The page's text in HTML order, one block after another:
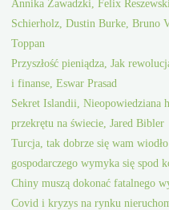
Annika Zawadzki, Felix
Schierholz, Dustin Burke, Bruno
Toppan
Przyszłość pieniądza, Jak
i finanse, Eswar Prasad
Sekret Islandii, Nieopowiedziana
przekrętu na świecie, Jared Bibler
Turcja, tak dobrze się wam
gospodarczego wymyka się spod
Chiny muszą dokonać fatalnego
Covid i kryzys na rynku